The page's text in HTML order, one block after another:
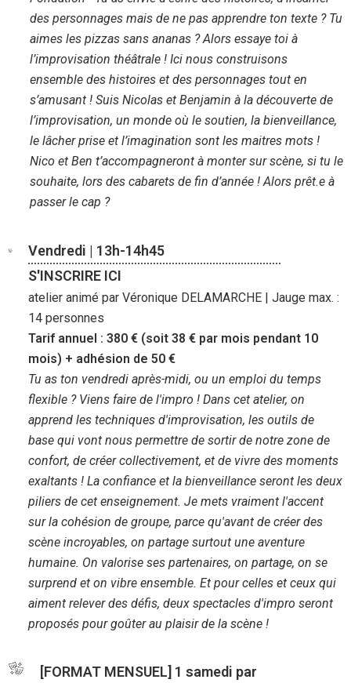
des personnages mais de ne pas apprendre ton texte ? Tu
aimes les pizzas sans ananas ? Alors essaye toi à
l’improvisation théâtrale ! Ici nous construisons
ensemble des histoires et des personnages tout en
s’amusant ! Suis Nicolas et Benjamin à la découverte de
l’improvisation, un monde où le soutien, la bienveillance,
le lâcher prise et l’imagination sont les maitres mots !
Nico et Ben t’accompagneront à monter sur scène, si tu le
souhaite, lors des cabarets de fin d’année ! Alors prêt.e à
passer le cap ?
Vendredi | 13h-14h45
S'INSCRIRE ICI
atelier animé par Véronique DELAMARCHE | Jauge max. :
14 personnes
Tarif annuel : 380 € (soit 38 € par mois pendant 10
mois) + adhésion de 50 €
Tu as ton vendredi après-midi, ou un emploi du temps
flexible ? Viens faire de l'impro ! Dans cet atelier, on
apprend les techniques d'improvisation, les outils de
base qui vont nous permettre de sortir de notre zone de
confort, de créer collectivement, et de vivre des moments
exaltants ! La confiance et la bienveillance seront les deux
piliers de cet enseignement. Je mets vraiment l'accent
sur la cohésion de groupe, parce qu'avant de créer des
scène incroyables, on partage surtout une aventure
humaine. On valorise ses partenaires, on partage, on se
surprend et on vibre ensemble. Et pour celles et ceux qui
aiment relever des défis, deux spectacles d'impro seront
proposés pour goûter au plaisir de la scène !
[FORMAT MENSUEL] 1 samedi par